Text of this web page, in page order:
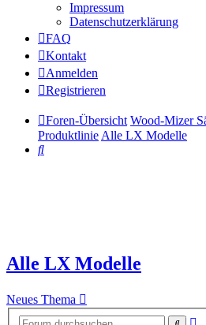
Impressum
Datenschutzerklärung
FAQ
Kontakt
Anmelden
Registrieren
Foren-Übersicht Wood-Mizer
ProduktlinieAlle LX Modelle
Suche
Alle LX Modelle
Neues Thema